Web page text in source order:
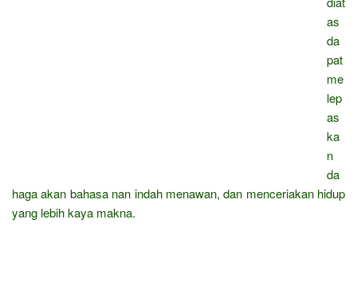
as
da
pat
me
lep
as
ka
n
da
haga akan bahasa nan indah menawan, dan menceriakan hidup
yang lebih kaya makna.